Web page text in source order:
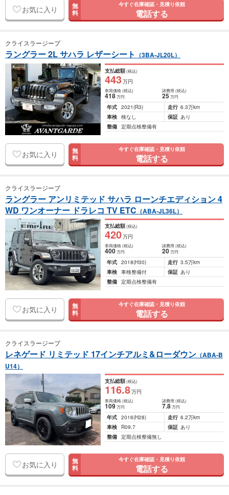
お気に入り 無
料
今すぐ在庫確認・見積り依頼
電話する
クライスラージープ
ラングラー 2L サハラ レザーシート （3BA-JL20L）
支払総額(税込)
443万円
車両価格(税込)
418万円
諸費用 (税込)
25 万円
年式 2021(R3) 走行 6.3万km
車検 検なし 保証 あり
整備 定期点検整備有
お気に入り 無
料
今すぐ在庫確認・見積り依頼
電話する
クライスラージープ
ラングラー アンリミテッド サハラ ローンチエディション 4
WD ワンオーナー ドラレコ TV ETC （ABA-JL36L）
支払総額(税込)
420万円
車両価格(税込)
400万円
諸費用 (税込)
20 万円
年式 2018(H30) 走行 3.5万km
車検 車検整備付 保証 あり
整備 定期点検整備有
お気に入り 無
料
今すぐ在庫確認・見積り依頼
電話する
クライスラージープ
レネゲード リミテッド 17インチアルミ&ローダウン （ABA-B
U14）
支払総額(税込)
116.8万円
車両価格(税込)
109万円
諸費用 (税込)
7.8 万円
年式 2016(H28) 走行 6.2万km
車検
R09.7 保証 あり
整備 定期点検整備無し
お気に入り 無
料
今すぐ在庫確認・見積り依頼
電話する